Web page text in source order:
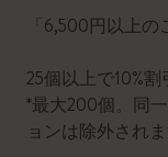
「6,500円以上
25個以上で10%割
*最大200個。同
ョンは除外されま